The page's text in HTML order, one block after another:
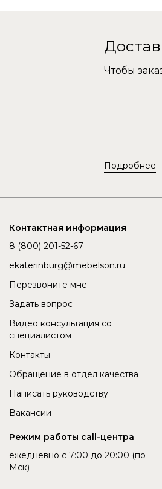
Чтобы
Подробнее
Контактная информация
8 (800) 201-52-67
ekaterinburg@mebelson.ru
Перезвоните мне
Задать вопрос
Видео консультация со
специалистом
Контакты
Обращение в отдел качества
Написать руководству
Вакансии
Режим работы call-центра
ежедневно с 7:00 до 20:00 (по
Мск)